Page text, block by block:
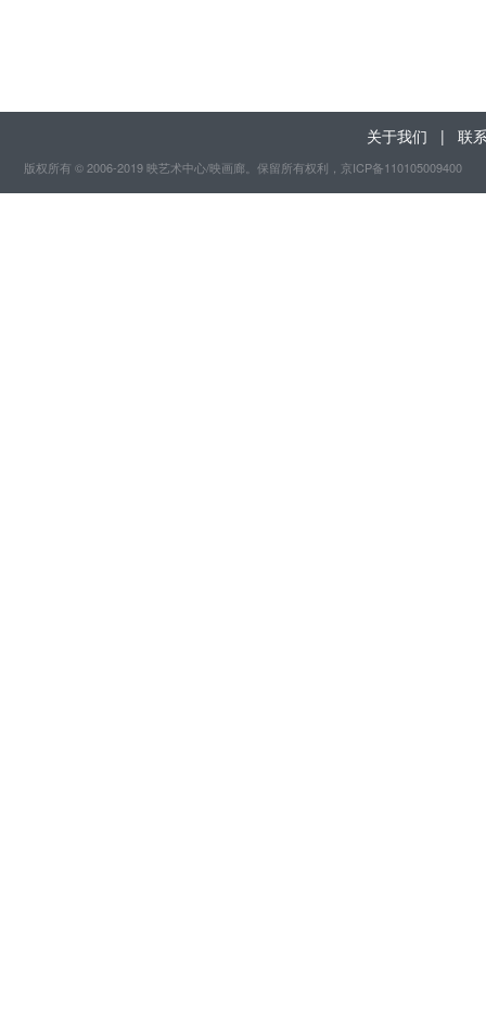
关于我们 | 联
版权所有 © 2006-2019 映艺术中心/映画廊。保留所有权利 ，京ICP备110105009400